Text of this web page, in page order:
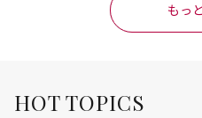
もっ
HOT TOPICS